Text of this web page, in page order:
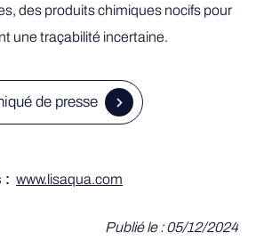
des produits chimiques nocifs pour
une traçabilité incertaine.
de presse
: www.lisaqua.com
Publié le : 05/12/2024